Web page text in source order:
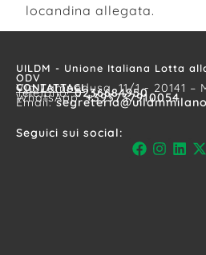
locandina allegata.
UILDM - Unione Italiana Lotta
ODV
CONTATTACI
Via Lampedusa, 11/1 - 20141 –
Telefono:0236684950
WhatsApp:+393737910054
Email:
Seguici sui social: